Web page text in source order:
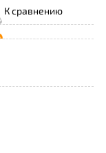
К сравнению